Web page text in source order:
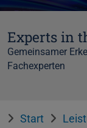
Experts in
Gemeinsamer
Fachexperten
Start